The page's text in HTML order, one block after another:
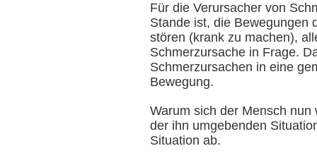
Für die Verursacher von
Stande ist, die Bewegungen
stören (krank zu machen),
Schmerzursache in Frage.
Schmerzursachen in eine
Bewegung.
Warum sich der Mensch
der ihn umgebenden
Situation ab.